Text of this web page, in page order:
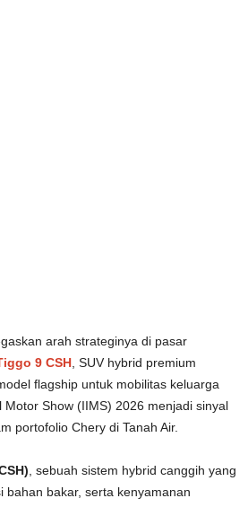
arah strateginya di pasar
9 CSH, SUV hybrid premium
flagship untuk mobilitas keluarga
Show (IIMS) 2026 menjadi sinyal
portofolio Chery di Tanah Air.
, sebuah sistem hybrid canggih yang
bakar, serta kenyamanan